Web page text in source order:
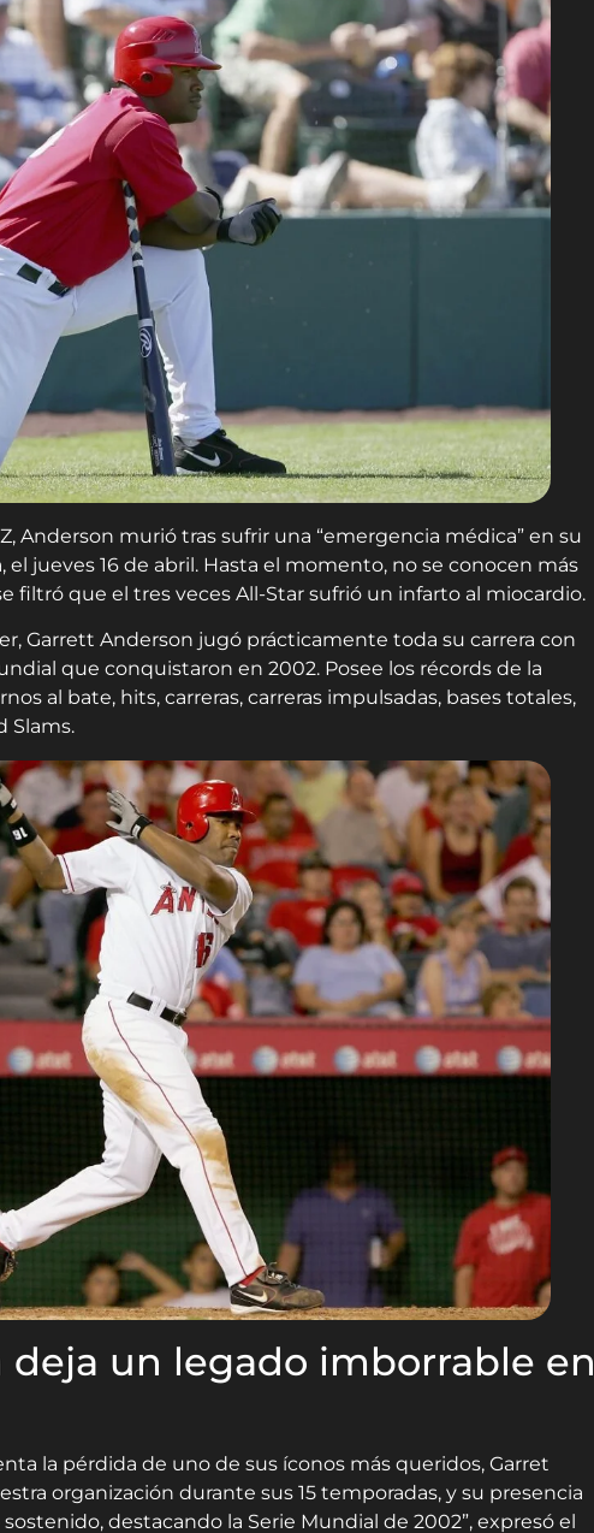
Anderson murió tras sufrir una “emergencia médica” en su
jueves 16 de abril. Hasta el momento, no se conocen más
filtró que el tres veces All-Star sufrió un infarto al miocardio.
Garrett Anderson jugó prácticamente toda su carrera con
que conquistaron en 2002. Posee los récords de la
al bate, hits, carreras, carreras impulsadas, bases totales,
Slams.
deja un legado imborrable en
la pérdida de uno de sus íconos más queridos, Garret
organización durante sus 15 temporadas, y su presencia
destacando la Serie Mundial de 2002”, expresó el